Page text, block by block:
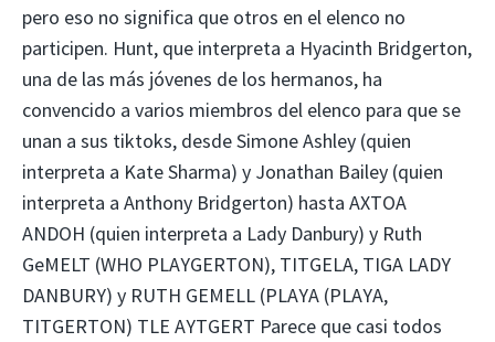
pero eso no significa que otros en el elenco no
participen. Hunt, que interpreta a Hyacinth Bridgerton,
una de las más jóvenes de los hermanos, ha
convencido a varios miembros del elenco para que se
unan a sus tiktoks, desde Simone Ashley (quien
interpreta a Kate Sharma) y Jonathan Bailey (quien
interpreta a Anthony Bridgerton) hasta AXTOA
ANDOH (quien interpreta a Lady Danbury) y Ruth
GeMELT (WHO PLAYGERTON), TITGELA, TIGA LADY
DANBURY) y RUTH GEMELL (PLAYA (PLAYA,
TITGERTON) TLE AYTGERT Parece que casi todos